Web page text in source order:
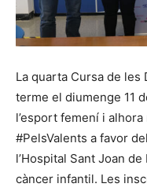
La quarta Cursa de
terme el diumenge 11
l’esport femení i
#PelsValents a favor
l’Hospital Sant Joan
càncer infantil. Les